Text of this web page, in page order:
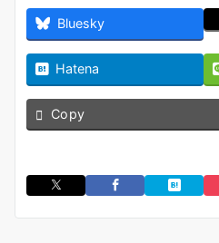
Bluesky
Hatena
Copy